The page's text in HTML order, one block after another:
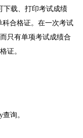
下载、打印考试成绩
合格证。在一次考试
只有单项考试成绩合
证。
询。